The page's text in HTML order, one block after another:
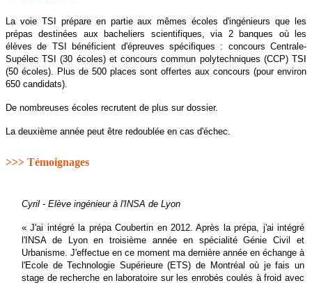
La voie TSI prépare en partie aux mêmes écoles d'ingénieurs que les
prépas destinées aux bacheliers scientifiques, via 2 banques où les
élèves de TSI bénéficient d'épreuves spécifiques : concours Centrale-
Supélec TSI (30 écoles) et concours commun polytechniques (CCP) TSI
(50 écoles). Plus de 500 places sont offertes aux concours (pour environ
650 candidats).
De nombreuses écoles recrutent de plus sur dossier.
La deuxième année peut être redoublée en cas d'échec.
>>> Témoignages
Cyril - Elève ingénieur à l'INSA de Lyon
« J'ai intégré la prépa Coubertin en 2012. Après la prépa, j'ai intégré
l'INSA de Lyon en troisième année en spécialité Génie Civil et
Urbanisme. J'effectue en ce moment ma dernière année en échange à
l'Ecole de Technologie Supérieure (ETS) de Montréal où je fais un
stage de recherche en laboratoire sur les enrobés coulés à froid avec